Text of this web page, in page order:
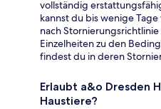
vollständig
kannst du bis wenige
nach
Einzelheiten zu den
findest du in deren
Erlaubt a&o Dresden
Haustiere?